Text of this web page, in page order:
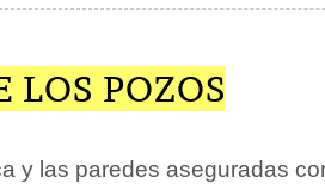
LOS POZOS
y las paredes aseguradas